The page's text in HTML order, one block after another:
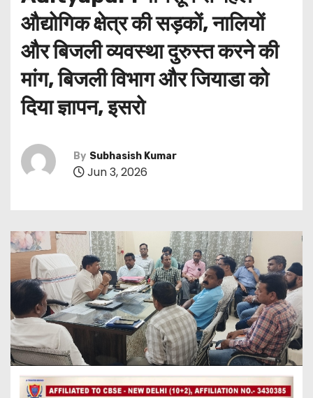
औद्योगिक क्षेत्र की सड़कों, नालियों
और बिजली व्यवस्था दुरुस्त करने की
मांग, बिजली विभाग और जियाडा को
दिया ज्ञापन, इसरो
By Subhasish Kumar
Jun 3, 2026